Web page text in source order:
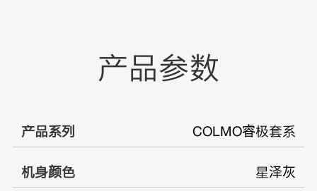
产品参数
产品系列 COLMO睿极套系
机身颜色 星泽灰